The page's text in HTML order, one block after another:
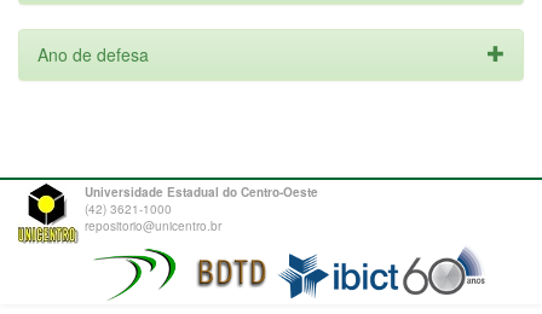
Ano de defesa
Universidade Estadual do Centro-Oeste
(42) 3621-1000
repositorio@unicentro.br